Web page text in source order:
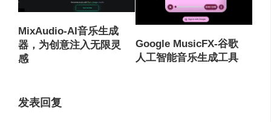
MixAudio-AI音乐生成
器，为创意注入无限灵
感
Google MusicFX-谷歌
人工智能音乐生成工具
发表回复